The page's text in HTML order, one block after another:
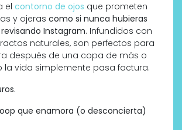
el contorno de ojos que prometen
y ojeras como si nunca hubieras
Instagram. Infundidos con
naturales, son perfectos para
después de una copa de más o
la vida simplemente pasa factura.
que enamora (o desconcierta)